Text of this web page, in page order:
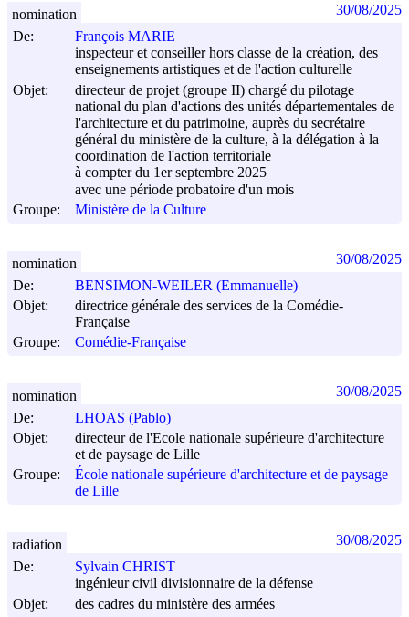
De:
François MARIE
inspecteur et conseiller hors classe de la création, des
enseignements artistiques et de l'action culturelle
Objet:
directeur de projet (groupe II) chargé du pilotage
national du plan d'actions des unités départementales de
l'architecture et du patrimoine, auprès du secrétaire
général du ministère de la culture, à la délégation à la
coordination de l'action territoriale
à compter du 1er septembre 2025
avec une période probatoire d'un mois
Groupe:
Ministère de la Culture
nomination 30/08/2025
De:
BENSIMON-WEILER (Emmanuelle)
Objet:
directrice générale des services de la Comédie-
Française
Groupe:
Comédie-Française
nomination 30/08/2025
De:
LHOAS (Pablo)
Objet:
directeur de l'Ecole nationale supérieure d'architecture
et de paysage de Lille
Groupe:
École nationale supérieure d'architecture et de paysage
de Lille
nomination 30/08/2025
De:
Sylvain CHRIST
ingénieur civil divisionnaire de la défense
Objet:
des cadres du ministère des armées
radiation 30/08/2025